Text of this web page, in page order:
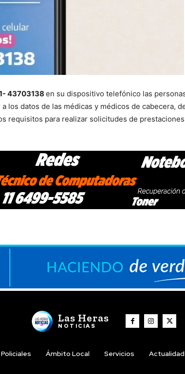
43703138 en su dispositivo telefónico las
los datos de las médicas y médicos de cabecera,
requisitos para realizar solicitudes de
Las Heras
NOTICIAS
Policiales Ámbito Local Servicios Actualidad